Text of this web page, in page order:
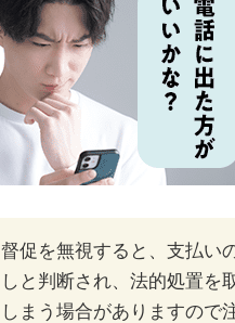
督促を無視すると、支払い
しと判断され、法的処置を
しまう場合がありますので